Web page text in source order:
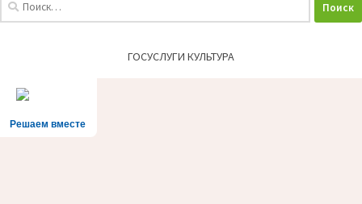
ГОСУСЛУГИ КУЛЬТУРА
Решаем вместе